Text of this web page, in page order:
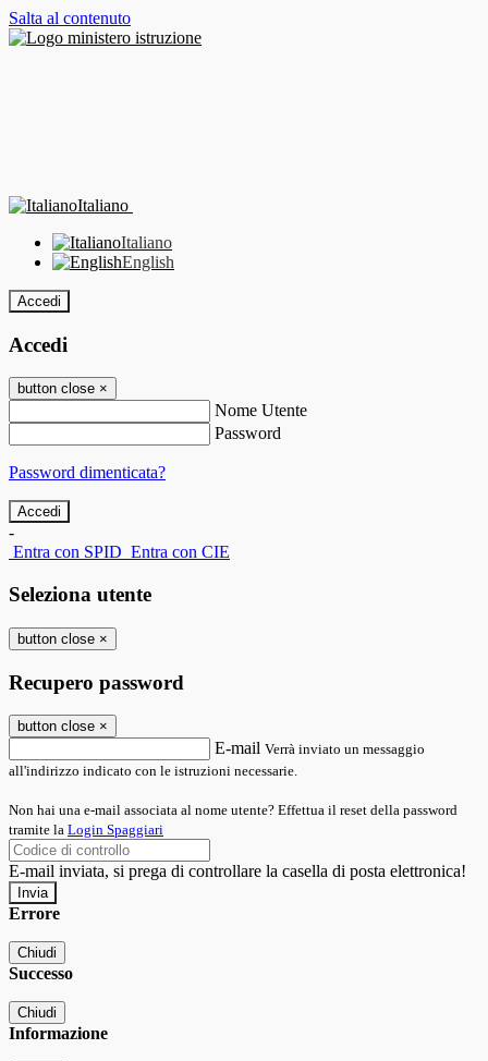
Salta al contenuto
Italiano
Italiano
English
Accedi
Accedi
button close ×
Nome Utente
Password
Password dimenticata?
-
Entra con SPID Entra con CIE
Seleziona utente
button close ×
Recupero password
button close ×
E-mail Verrà inviato un messaggio
all'indirizzo indicato con le istruzioni necessarie.
Non hai una e-mail associata al nome utente? Effettua il reset della password
tramite la Login Spaggiari
E-mail inviata, si prega di controllare la casella di posta elettronica!
Errore
Chiudi
Successo
Chiudi
Informazione